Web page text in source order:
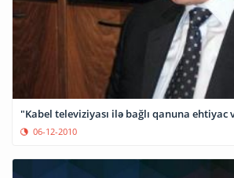
"Kabel televiziyası ilə bağlı qanuna ehtiyac
06-12-2010